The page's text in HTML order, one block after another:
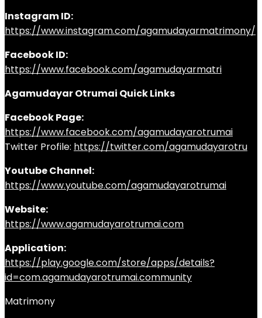
Instagram ID:
https://www.instagram.com/agamudayarmatrimony/
Facebook ID:
https://www.facebook.com/agamudayarmatri
Agamudayar Otrumai Quick Links
Facebook Page:
https://www.facebook.com/agamudayarotrumai
Twitter Profile: https://twitter.com/agamudayarotru
Youtube Channel:
https://www.youtube.com/agamudayarotrumai
Website:
https://www.agamudayarotrumai.com
Application:
https://play.google.com/store/apps/details?
id=com.agamudayarotrumai.community
Matrimony